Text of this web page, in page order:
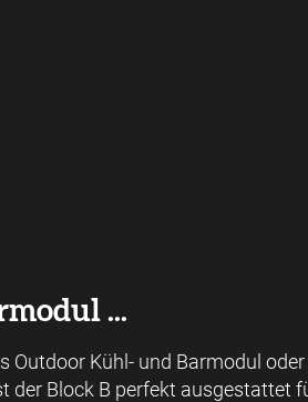
...
Outdoor Kühl- und Barmodul
der Block B perfekt ausgestattet